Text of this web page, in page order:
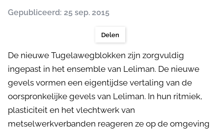
Gepubliceerd: 25 sep. 2015
Delen
De nieuwe Tugelawegblokken zijn zorgvuldig
ingepast in het ensemble van Leliman. De nieuwe
gevels vormen een eigentijdse vertaling van de
oorspronkelijke gevels van Leliman. In hun ritmiek,
plasticiteit en het vlechtwerk van
metselwerkverbanden reageren ze op de omgeving